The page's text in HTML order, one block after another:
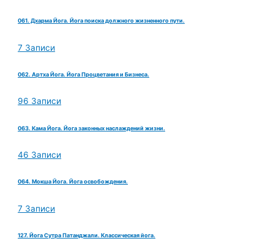
061. Дхарма Йога. Йога поиска должного жизненного пути.
7 Записи
062. Артха Йога. Йога Процветания и Бизнеса.
96 Записи
063. Кама Йога. Йога законных наслаждений жизни.
46 Записи
064. Мокша Йога. Йога освобождения.
7 Записи
127. Йога Сутра Патанджали. Классическая йога.